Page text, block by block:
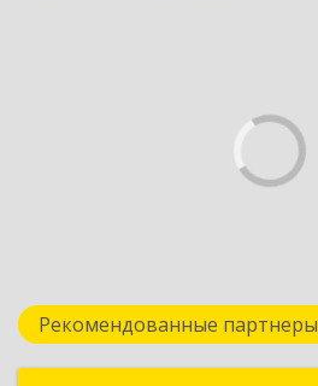
Рекомендованные партнеры